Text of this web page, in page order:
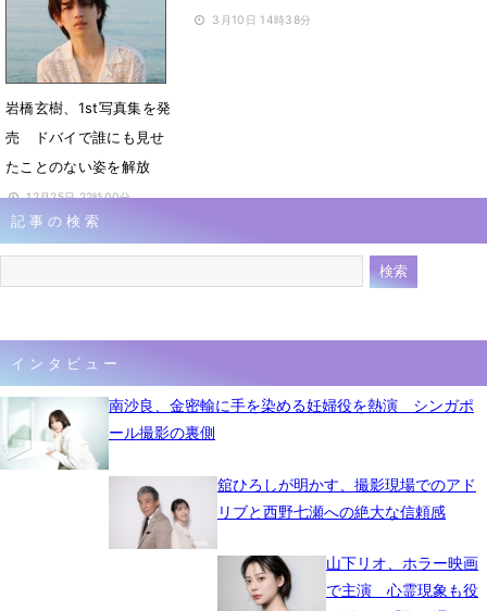
3月10日 14時38分
岩橋玄樹、1st写真集を発
売 ドバイで誰にも見せ
たことのない姿を解放
12月25日 22時00分
記事の検索
インタビュー
南沙良、金密輸に手を染める妊婦役を熱演 シンガポ
ール撮影の裏側
舘ひろしが明かす、撮影現場でのアド
リブと西野七瀬への絶大な信頼感
山下リオ、ホラー映画
で主演 心霊現象も役